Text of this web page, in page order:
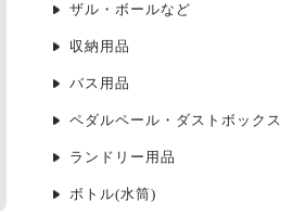
ザル・ボールなど
収納用品
バス用品
ペダルペール・ダストボックス
ランドリー用品
ボトル(水筒)